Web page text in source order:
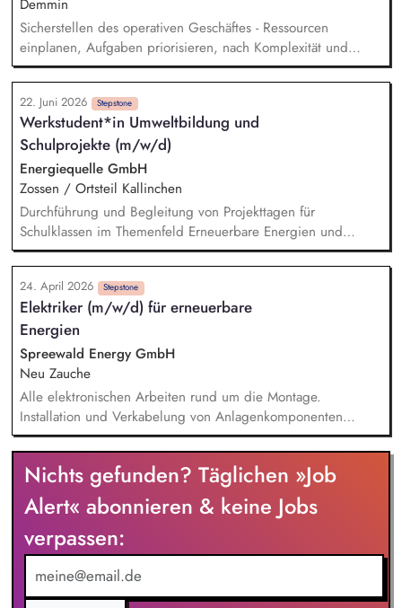
Reklamationen und Erarbeitung von Lösungen für
Kundenanliegen
Demmin
Sicherstellen des operativen Geschäftes - Ressourcen
einplanen, Aufgaben priorisieren, nach Komplexität und
Zeitaufwand verteilen Monitoring - Überblick über die
Arbeitsbestände, Kennzahlen analysieren, Begründung und
Maßnahmen bei erhöhtem Aufkommen Prozessoptimierung -
Impulse für Verbesserungen, Anleiten von Kollegen,
Schwerpunkten setzen, Probleme identifizieren, Maßnahmen
ableiten und nachhalten Teamentwicklung - Zusammenarbeit
fördern, Rollen im Team entwickeln, Feedbackkultur,
Kommunikation / Informationsweitergabe, Vermittler
22. Juni 2026 Stepstone
Werkstudent*in Umweltbildung und
Schulprojekte (m/w/d)
Energiequelle GmbH
Zossen / Ortsteil Kallinchen
Durchführung und Begleitung von Projekttagen für
Schulklassen im Themenfeld Erneuerbare Energien und
Klimawandel Vermittlung von Inhalten durch Präsentationen,
spielerische Übungen und einfache Experimente Betreuung
von Besuchergruppen sowie Durchführung von Führungen in
Windenergieanlagen (ohne Aufstieg) Sicherstellung eines
reibungslosen Ablaufs inkl. Vor- und Nachbereitung der
Programminhalte Mitgestaltung eines positiven und
nachhaltigen Lernerlebnisses gemeinsam mit dem Team vor
Ort Erstellung von Content für Social Media zur Begleitung
der Projekte und Einblicke in die Bildungsarbeit
24. April 2026 Stepstone
Elektriker (m/w/d) für erneuerbare
Energien
Spreewald Energy GmbH
Neu Zauche
Alle elektronischen Arbeiten rund um die Montage.
Installation und Verkabelung von Anlagenkomponenten
basierend auf Erneuerbaren Energien (Photovoltaikanlagen,
Solarstromspeicher, Wärmepumpenanlagen, Ladestationen für
E-Autos, Blockheizkraftwerke). Überprüfung der elektrischen
Anlagen und Komponenten. Fehlerbehebung und Reparatur.
Wartung und Instandhaltung. Sie führen die Abnahme
gemeinsam mit dem Kunden durch.
Nichts gefunden? Täglichen »Job
Alert« abonnieren & keine Jobs
verpassen: